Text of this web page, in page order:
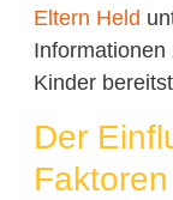
Eltern Held
Kinder
Der
Faktoren